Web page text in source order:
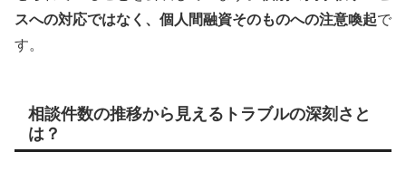
スへの対応ではなく、個人間融資そのものへの注意喚起で
す。
相談件数の推移から見えるトラブルの深刻さと
は？